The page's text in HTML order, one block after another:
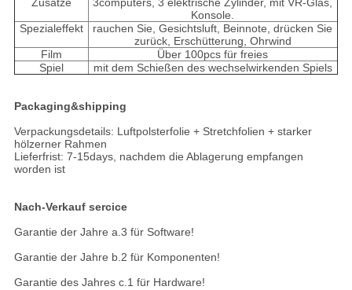
Zusätze
3computers, 3 elektrische Zylinder, mit VR-Glas,
Konsole.
Spezialeffekt
rauchen Sie, Gesichtsluft, Beinnote, drücken Sie
zurück, Erschütterung, Ohrwind
Film
Über 100pcs für freies
Spiel
mit dem Schießen des wechselwirkenden Spiels
Packaging&shipping
Verpackungsdetails: Luftpolsterfolie + Stretchfolien + starker
hölzerner Rahmen
Lieferfrist: 7-15days, nachdem die Ablagerung empfangen
worden ist
Nach-Verkauf sercice
Garantie der Jahre a.3 für Software!
Garantie der Jahre b.2 für Komponenten!
Garantie des Jahres c.1 für Hardware!